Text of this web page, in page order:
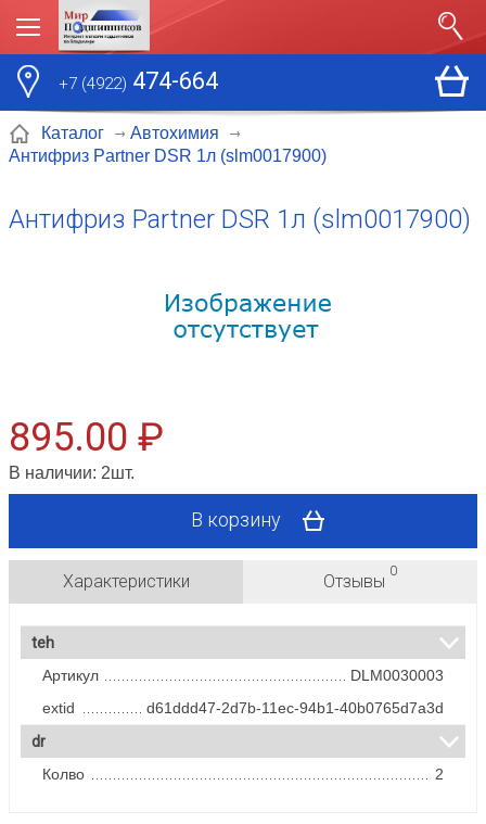
+7 (4922) 474-664
Каталог
Автохимия
Антифриз Partner DSR 1л (slm0017900)
Антифриз Partner DSR 1л (slm0017900)
895.00 ₽
В наличии: 2шт.
В корзину
Характеристики Отзывы
0
teh
Артикул
DLM0030003
extid
d61ddd47-2d7b-11ec-94b1-40b0765d7a3d
dr
Колво
2